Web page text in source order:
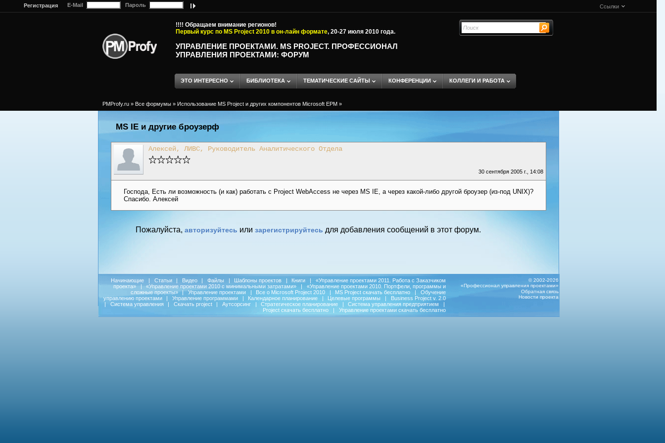
Регистрация E-Mail Пароль Ссылки
!!!! Обращаем внимание регионов!
Первый курс по MS Project 2010 в он-лайн формате, 20-27 июля 2010 года.
УПРАВЛЕНИЕ ПРОЕКТАМИ. MS PROJECT. ПРОФЕССИОНАЛ
УПРАВЛЕНИЯ ПРОЕКТАМИ: ФОРУМ
ЭТО ИНТЕРЕСНО БИБЛИОТЕКА ТЕМАТИЧЕСКИЕ САЙТЫ КОНФЕРЕНЦИИ КОЛЛЕГИ И РАБОТА
PMProfy.ru » Все формумы » Использование MS Project и других компонентов Microsoft EPM »
MS IE и другие броузерф
Алексей, ЛИВС, Руководитель Аналитического Отдела
30 сентября 2005 г., 14:08
Господа, Есть ли возможность (и как) работать с Project WebAccess не через MS IE, а через какой-либо другой броузер (из-под UNIX)?
Спасибо. Алексей
Пожалуйста, авторизуйтесь или зарегистрируйтесь для добавления сообщений в этот форум.
Начинающие | Статьи | Видео | Файлы | Шаблоны проектов | Книги |
«Управление проектами 2011. Работа с Заказчиком
проекта»
| «Управление проектами 2010 с минимальными затратами» |
«Управление проектами 2010. Портфели, программы и
сложные проекты»
| Управление проектами | Все о Microsoft Project 2010 | MS Project скачать бесплатно |
Обучение
управлению проектами
| Управление программами | Календарное планирование | Целевые программы |
Business Project v. 2.0
|
Система управления | Скачать project | Аутсорсинг | Стратегическое планирование | Система управления предприятием
|
Project скачать бесплатно
| Управление проектами скачать бесплатно
© 2002-2026
«Профессионал управления проектами»
Обратная связь
Новости проекта